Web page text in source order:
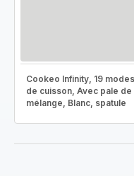
Cookeo Infinity, 19 modes
de cuisson, Avec pale de
mélange, Blanc, spatule